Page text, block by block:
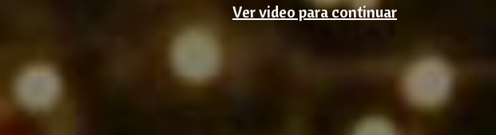
Ver video para continuar